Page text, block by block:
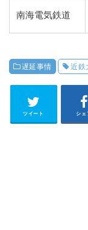
南海電気鉄道
遅延事情 近鉄
ツイート シェ